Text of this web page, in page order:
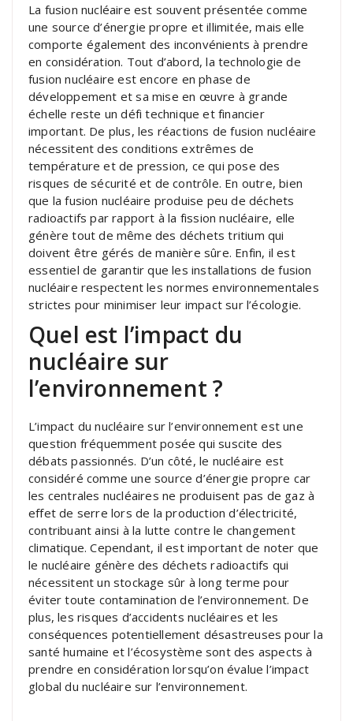
La fusion nucléaire est souvent présentée comme
une source d’énergie propre et illimitée, mais elle
comporte également des inconvénients à prendre
en considération. Tout d’abord, la technologie de
fusion nucléaire est encore en phase de
développement et sa mise en œuvre à grande
échelle reste un défi technique et financier
important. De plus, les réactions de fusion nucléaire
nécessitent des conditions extrêmes de
température et de pression, ce qui pose des
risques de sécurité et de contrôle. En outre, bien
que la fusion nucléaire produise peu de déchets
radioactifs par rapport à la fission nucléaire, elle
génère tout de même des déchets tritium qui
doivent être gérés de manière sûre. Enfin, il est
essentiel de garantir que les installations de fusion
nucléaire respectent les normes environnementales
strictes pour minimiser leur impact sur l’écologie.
Quel est l’impact du
nucléaire sur
l’environnement ?
L’impact du nucléaire sur l’environnement est une
question fréquemment posée qui suscite des
débats passionnés. D’un côté, le nucléaire est
considéré comme une source d’énergie propre car
les centrales nucléaires ne produisent pas de gaz à
effet de serre lors de la production d’électricité,
contribuant ainsi à la lutte contre le changement
climatique. Cependant, il est important de noter que
le nucléaire génère des déchets radioactifs qui
nécessitent un stockage sûr à long terme pour
éviter toute contamination de l’environnement. De
plus, les risques d’accidents nucléaires et les
conséquences potentiellement désastreuses pour la
santé humaine et l’écosystème sont des aspects à
prendre en considération lorsqu’on évalue l’impact
global du nucléaire sur l’environnement.